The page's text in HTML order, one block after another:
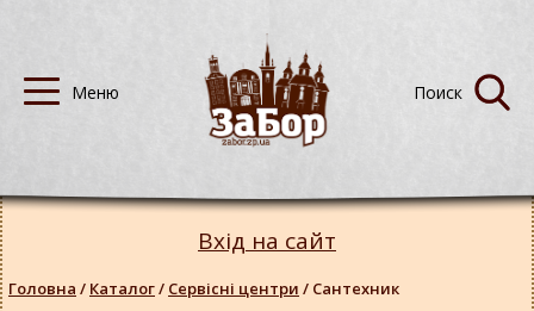
Вхід на сайт
Головна / Каталог/ Сервісні центри / Сантехник